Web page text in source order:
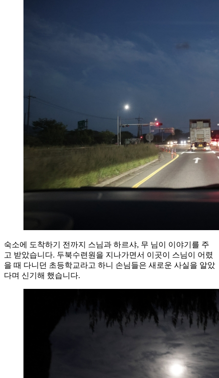
숙소에 도착하기 전까지 스님과 하르샤, 무 님이 이야기를 주
고 받았습니다. 두북수련원을 지나가면서 이곳이 스님이 어렸
을 때 다니던 초등학교라고 하니 손님들은 새로운 사실을 알았
다며 신기해 했습니다.